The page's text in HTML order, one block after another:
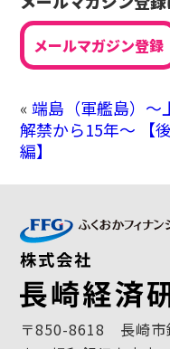
メールマガジン登録
«端島（軍艦島）～
解禁から15年～ 【後
編】
〒850-8618 長崎市